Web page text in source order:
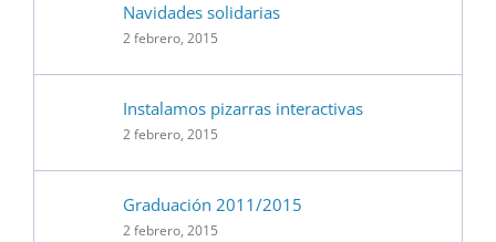
Navidades solidarias
2 febrero, 2015
Instalamos pizarras interactivas
2 febrero, 2015
Graduación 2011/2015
2 febrero, 2015